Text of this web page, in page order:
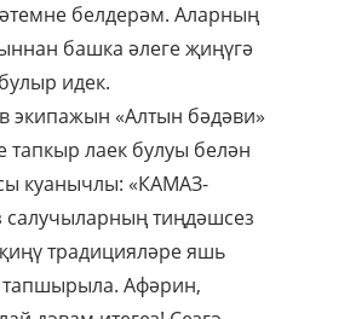
белдерәм. Аларның
башка әлеге җиңүгә
идек.
экипажын «Алтын бәдәви»
тапкыр лаек булуы белән
куанычлы: «КАМАЗ-
салучыларның тиңдәшсез
традицияләре яшь
Афәрин,